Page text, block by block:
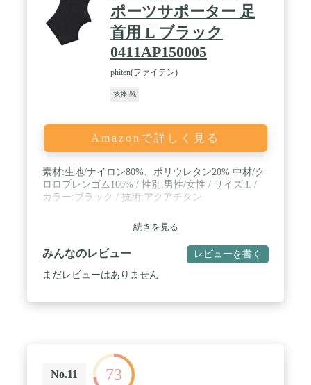
ポーツサポーター 足
首用 L ブラック
0411AP150005
phiten(ファイテン)
捻挫 靴
Amazonで詳しく見る
素材:生地/ナイロン80%、ポリウレタン20% 中材/ク
ロロプレンゴム100% / 性別:男性/女性 / サイズ:L /
カラー:ブラック / 技術:アクアチタン
続きを見る
みんなのレビュー レビューを書く
まだレビューはありません
No.11 73